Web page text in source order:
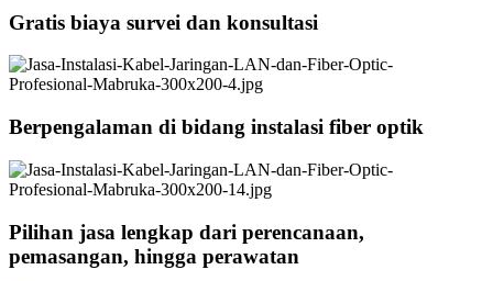
Gratis biaya survei dan konsultasi
Berpengalaman di bidang instalasi fiber optik
Pilihan jasa lengkap dari perencanaan,
pemasangan, hingga perawatan